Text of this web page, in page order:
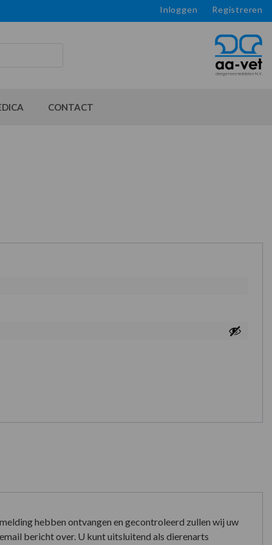
Inloggen Registreren
CONTACT
hebben ontvangen en gecontroleerd zullen wij uw
bericht over. U kunt uitsluitend als dierenarts